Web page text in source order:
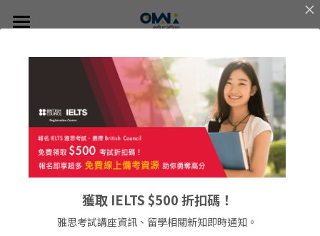
關於我們
我們的服務
FAQ
選擇國家
澳洲
紐西蘭
美國
👍🏻 推薦方案
精選課程
主題遊學方案
線上說明會
英語學習輔導
海外升學規劃
未來由你主宰
專業選校分析・全方位服務
提供最適合您的留學計畫！
×
部落格分類
所有博客分類
new
CDU
雅思
獲取 IELTS $500 折扣碼！
雅思考試講座資訊、留學相關新知即時通知。